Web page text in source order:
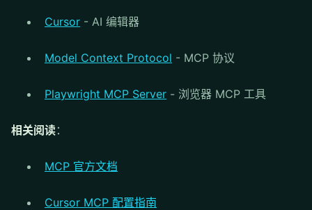
Cursor - AI 编辑器
Model Context Protocol - MCP 协议
Playwright MCP Server - 浏览器 MCP 工具
相关阅读：
MCP 官方文档
Cursor MCP 配置指南